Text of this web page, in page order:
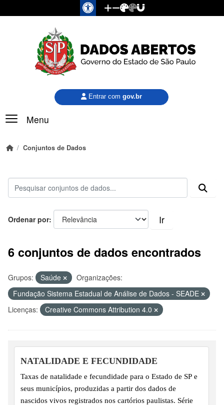
Pular para o conteúdo principal
Menu
Entrar com gov.br
Conjuntos de Dados
Ordenar por Ir
6 conjuntos de dados encontrados
Grupos: Saúde
Organizações:
Fundação Sistema Estadual de Análise de Dados - SEADE
Licenças:
Creative Commons Attribution 4.0
NATALIDADE E FECUNDIDADE
Taxas de natalidade e fecundidade para o Estado de SP e
seus municípios, produzidas a partir dos dados de
nascidos vivos registrados nos cartórios paulistas. Série